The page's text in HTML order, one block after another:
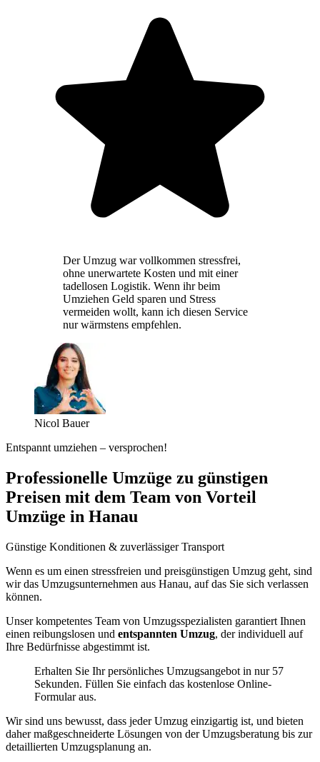
Der Umzug war vollkommen stressfrei,
ohne unerwartete Kosten und mit einer
tadellosen Logistik. Wenn ihr beim
Umziehen Geld sparen und Stress
vermeiden wollt, kann ich diesen Service
nur wärmstens empfehlen.
Nicol Bauer
Entspannt umziehen – versprochen!
Professionelle Umzüge zu günstigen
Preisen mit dem Team von Vorteil
Umzüge in Hanau
Günstige Konditionen & zuverlässiger Transport
Wenn es um einen stressfreien und preisgünstigen Umzug geht, sind
wir das Umzugsunternehmen aus Hanau, auf das Sie sich verlassen
können.
Unser kompetentes Team von Umzugsspezialisten garantiert Ihnen
einen reibungslosen und entspannten Umzug, der individuell auf
Ihre Bedürfnisse abgestimmt ist.
Erhalten Sie Ihr persönliches Umzugsangebot in nur 57
Sekunden. Füllen Sie einfach das kostenlose Online-
Formular aus.
Wir sind uns bewusst, dass jeder Umzug einzigartig ist, und bieten
daher maßgeschneiderte Lösungen von der Umzugsberatung bis zur
detaillierten Umzugsplanung an.